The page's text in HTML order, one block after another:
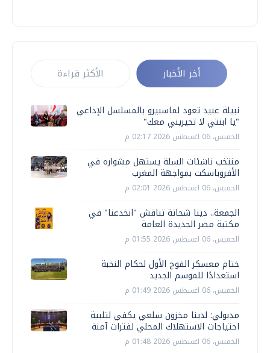
أخر الأخبار الأكثر قراءة
نبيلة عبيد تعود لماسبيرو بالمسلسل الإذاعي
"يا ابنتي لا تحيريني معك"
الخميس، 06 اغسطس 2026 02:17 م
منتخب ناشئات السلة يستهل مشواره في
الأفروباسكت بمواجهة المغرب
الخميس، 06 اغسطس 2026 02:01 م
الجمعة.. دينا شحاتة تناقش "انخدعنا" في
مكتبة مصر الجديدة العامة
الخميس، 06 اغسطس 2026 01:55 م
ختام معسكر الفوج الأول لحكام النخبة
استعدادًا للموسم الجديد
الخميس، 06 اغسطس 2026 01:49 م
مدبولي: لدينا مخزون سلعي يكفي لتلبية
احتياجات الاستهلاك المحلي لفترات آمنة
الخميس، 06 اغسطس 2026 01:48 م